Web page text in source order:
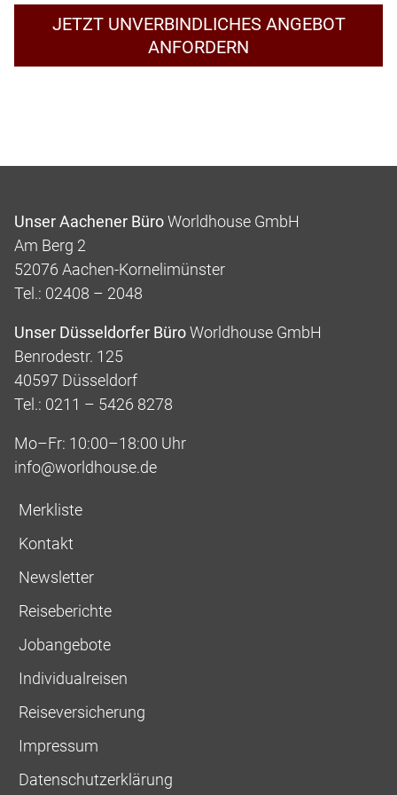
JETZT UNVERBINDLICHES ANGEBOT
ANFORDERN
Unser Aachener BüroWorldhouse GmbH
Am Berg 2
52076 Aachen-Kornelimünster
Tel.: 02408 – 2048
Unser Düsseldorfer BüroWorldhouse GmbH
Benrodestr. 125
40597 Düsseldorf
Tel.: 0211 – 5426 8278
Mo–Fr: 10:00–18:00 Uhr
info@worldhouse.de
Merkliste
Kontakt
Newsletter
Reiseberichte
Jobangebote
Individualreisen
Reiseversicherung
Impressum
Datenschutzerklärung